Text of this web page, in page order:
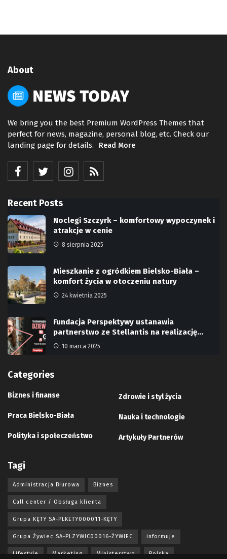
About
We bring you the best Premium WordPress Themes that
perfect for news, magazine, personal blog, etc. Check our
landing page for details.
Read More
Recent Posts
Noclegi Szczyrk – komfortowy wypoczynek i
atrakcje w cenie
8 sierpnia 2025
Mieszkanie z ogródkiem Bielsko-Biała –
komfort życia w otoczeniu natury
24 kwietnia 2025
Fundacja Perspektywy ustanawia
partnerstwo ze Stellantis na realizację…
10 marca 2025
Categories
Biznes i finanse
Praca Bielsko-Biała
Polityka i społeczeństwo
Zdrowie i styl życia
Nauka i technologie
Artykuły Partnerów
Tagi
Administracja Biurowa Biznes
Call center / Obsługa klienta
Grupa KĘTY SA-PLKETY000011-KĘTY
Grupa Żywiec SA-PLZYWIC00016-ŻYWIEC informuje
Lifestyle Marketing Ministerstwo Polska